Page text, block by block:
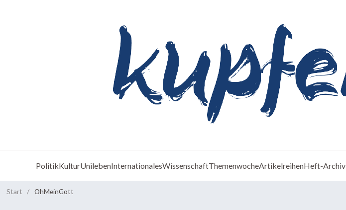
PolitikKulturUnilebenInternationalesWissenschaftThemenwocheArtikelreihenHeft-Archiv
Start / OhMeinGott